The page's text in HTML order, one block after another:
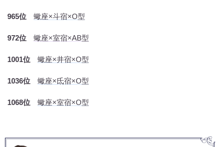
965位 蠍座×斗宿×O型
972位 蠍座×室宿×AB型
1001位 蠍座×井宿×O型
1036位 蠍座×氐宿×O型
1068位 蠍座×室宿×O型